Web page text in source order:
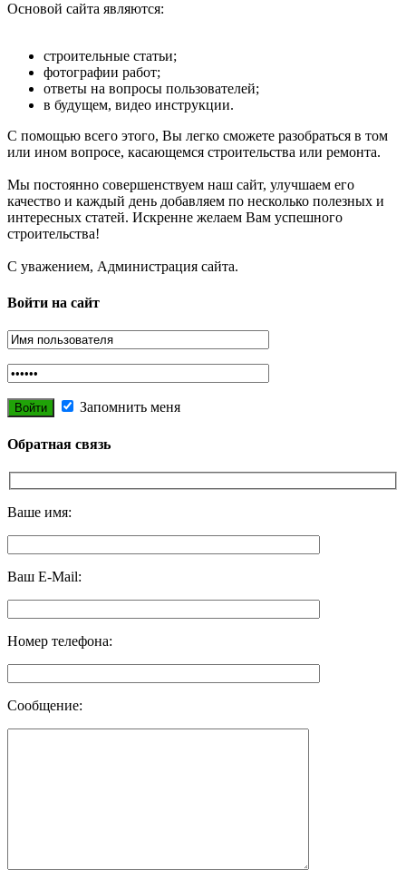
Основой сайта являются:
строительные статьи;
фотографии работ;
ответы на вопросы пользователей;
в будущем, видео инструкции.
С помощью всего этого, Вы легко сможете разобраться в том
или ином вопросе, касающемся строительства или ремонта.
Мы постоянно совершенствуем наш сайт, улучшаем его
качество и каждый день добавляем по несколько полезных и
интересных статей. Искренне желаем Вам успешного
строительства!
С уважением, Администрация сайта.
Войти на сайт
Запомнить меня
Обратная связь
Ваше имя:
Ваш E-Mail:
Номер телефона:
Сообщение: